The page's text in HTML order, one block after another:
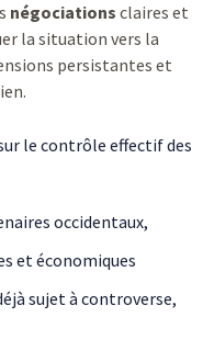
négociations claires et
la situation vers la
persistantes et
le contrôle effectif des
occidentaux,
et économiques
sujet à controverse,